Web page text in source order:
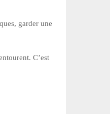
garder une
C’est